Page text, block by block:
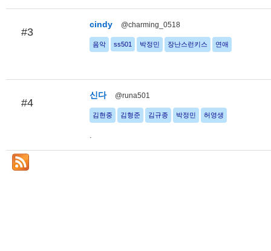
#3
cindy @charming_0518
음악 ss501 박정민 장난스런키스 연애
#4
신다 @runa501
김현중 김형준 김규종 박정민 허영생
.